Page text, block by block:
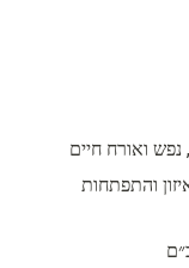
ואורח חיים
והתפתחות